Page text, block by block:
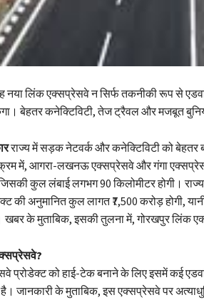
नया लिंक एक्सप्रेसवे न सिर्फ तकनीकी रूप से
बेहतर कनेक्टिविटी, तेज ट्रैवल और मजबूत
राज्य में सड़क नेटवर्क और कनेक्टिविटी को बेहतर
में, आगरा-लखनऊ एक्सप्रेसवे और गंगा
जिसकी कुल लंबाई लगभग 90 किलोमीटर होगी।
की अनुमानित कुल लागत ₹7,500 करोड़ होगी,
के मुताबिक, इसकी तुलना में, गोरखपुर लिंक
प्रोडेक्ट को हाई-टेक बनाने के लिए इसमें कई
जानकारी के मुताबिक, इस एक्सप्रेसवे पर